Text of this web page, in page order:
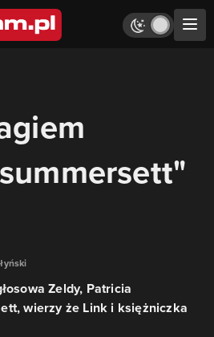
Zeldy, Patricia
wierzy że Link i księżniczka